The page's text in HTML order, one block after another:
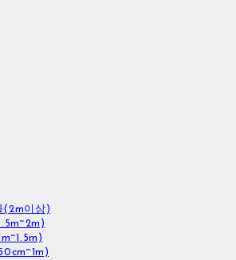
(2m이상)